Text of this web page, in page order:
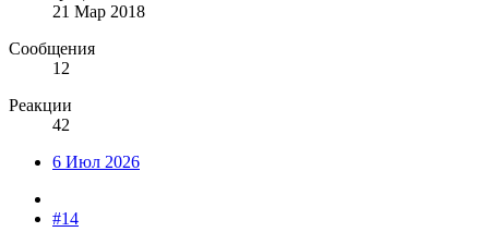
21 Мар 2018
Сообщения
12
Реакции
42
6 Июл 2026
#14